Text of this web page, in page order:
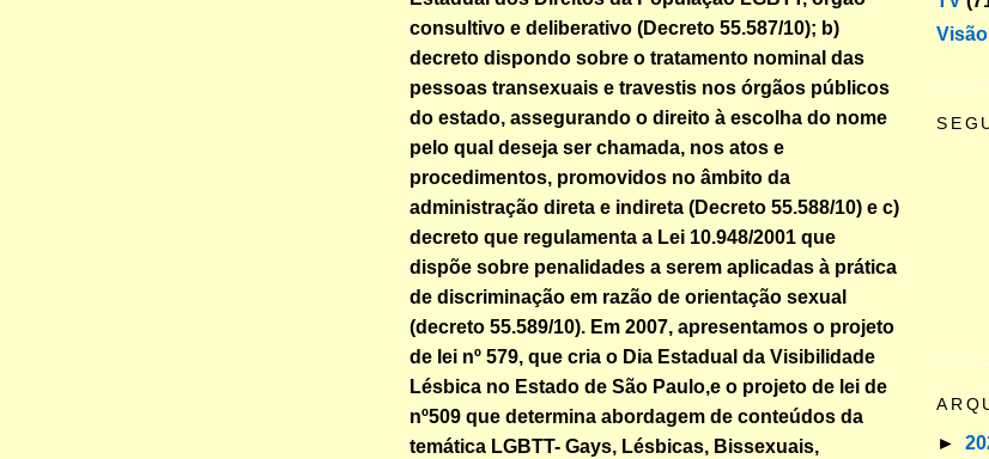
consultivo e deliberativo (Decreto 55.587/10); b)
decreto dispondo sobre o tratamento nominal das
pessoas transexuais e travestis nos órgãos públicos
do estado, assegurando o direito à escolha do nome
pelo qual deseja ser chamada, nos atos e
procedimentos, promovidos no âmbito da
administração direta e indireta (Decreto 55.588/10) e c)
decreto que regulamenta a Lei 10.948/2001 que
dispõe sobre penalidades a serem aplicadas à prática
de discriminação em razão de orientação sexual
(decreto 55.589/10). Em 2007, apresentamos o projeto
de lei nº 579, que cria o Dia Estadual da Visibilidade
Lésbica no Estado de São Paulo,e o projeto de lei de
nº509 que determina abordagem de conteúdos da
temática LGBTT- Gays, Lésbicas, Bissexuais,
Visão
►